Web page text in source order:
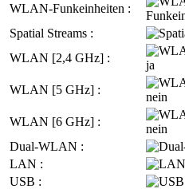
WLAN-Funkeinheiten :
Spatial Streams :
WLAN [2,4 GHz] :
WLAN [5 GHz] :
WLAN [6 GHz] :
Dual-WLAN :
LAN :
USB :